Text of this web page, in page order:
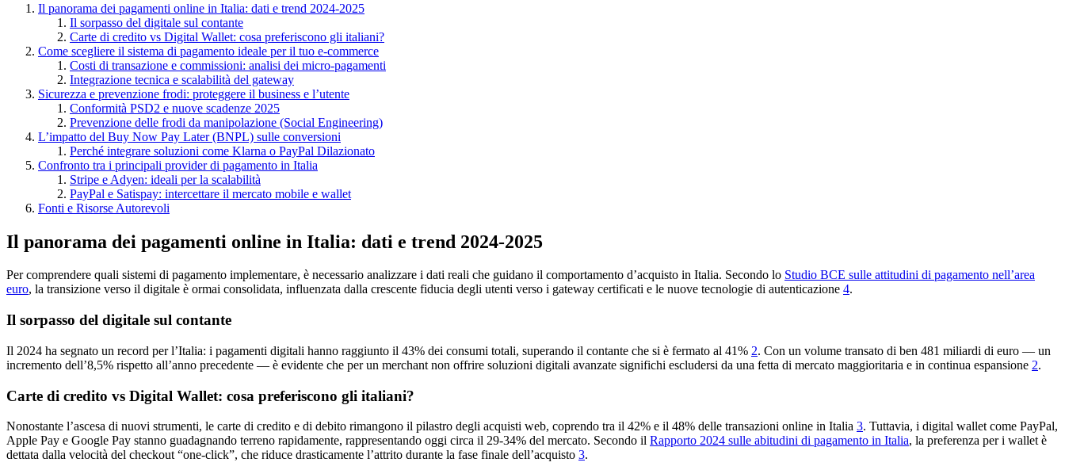
Il panorama dei pagamenti online in Italia: dati e trend 2024-2025
Il sorpasso del digitale sul contante
Carte di credito vs Digital Wallet: cosa preferiscono gli italiani?
Come scegliere il sistema di pagamento ideale per il tuo e-commerce
Costi di transazione e commissioni: analisi dei micro-pagamenti
Integrazione tecnica e scalabilità del gateway
Sicurezza e prevenzione frodi: proteggere il business e l’utente
Conformità PSD2 e nuove scadenze 2025
Prevenzione delle frodi da manipolazione (Social Engineering)
L’impatto del Buy Now Pay Later (BNPL) sulle conversioni
Perché integrare soluzioni come Klarna o PayPal Dilazionato
Confronto tra i principali provider di pagamento in Italia
Stripe e Adyen: ideali per la scalabilità
PayPal e Satispay: intercettare il mercato mobile e wallet
Fonti e Risorse Autorevoli
Il panorama dei pagamenti online in Italia: dati e trend 2024-2025
Per comprendere quali sistemi di pagamento implementare, è necessario analizzare i dati reali che guidano il comportamento d’acquisto in Italia. Secondo lo Studio BCE sulle attitudini di pagamento nell’area
euro, la transizione verso il digitale è ormai consolidata, influenzata dalla crescente fiducia degli utenti verso i gateway certificati e le nuove tecnologie di autenticazione 4.
Il sorpasso del digitale sul contante
Il 2024 ha segnato un record per l’Italia: i pagamenti digitali hanno raggiunto il 43% dei consumi totali, superando il contante che si è fermato al 41% 2. Con un volume transato di ben 481 miliardi di euro — un
incremento dell’8,5% rispetto all’anno precedente — è evidente che per un merchant non offrire soluzioni digitali avanzate significhi escludersi da una fetta di mercato maggioritaria e in continua espansione 2.
Carte di credito vs Digital Wallet: cosa preferiscono gli italiani?
Nonostante l’ascesa di nuovi strumenti, le carte di credito e di debito rimangono il pilastro degli acquisti web, coprendo tra il 42% e il 48% delle transazioni online in Italia 3. Tuttavia, i digital wallet come PayPal,
Apple Pay e Google Pay stanno guadagnando terreno rapidamente, rappresentando oggi circa il 29-34% del mercato. Secondo il Rapporto 2024 sulle abitudini di pagamento in Italia, la preferenza per i wallet è
dettata dalla velocità del checkout “one-click”, che riduce drasticamente l’attrito durante la fase finale dell’acquisto 3.